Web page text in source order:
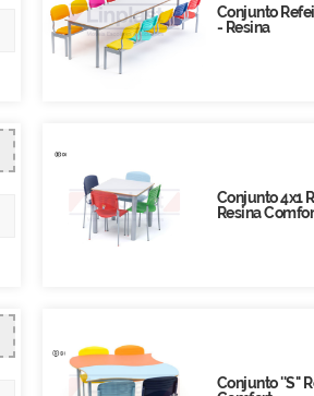
Conjunto
- Resina
Conjunto 4x1
Resina
Conjunto ''S''